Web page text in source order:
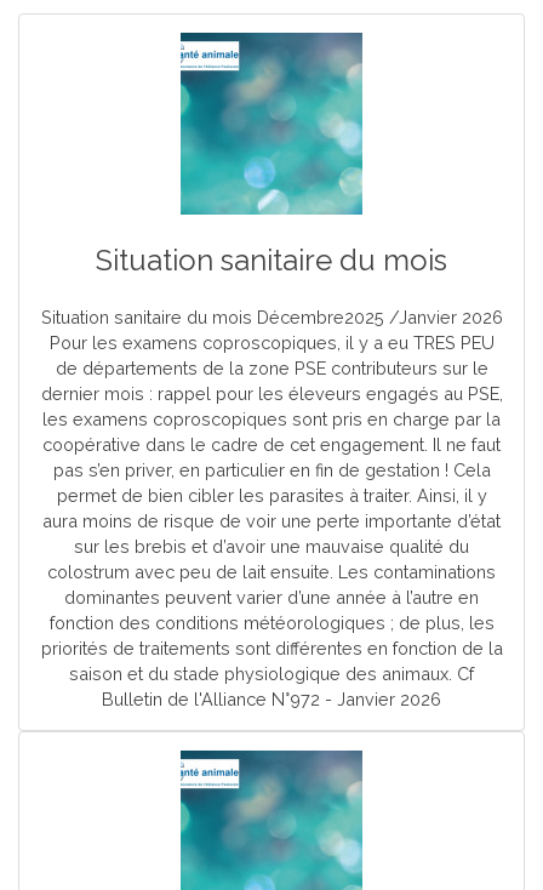
Situation sanitaire du mois
Situation sanitaire du mois Décembre2025 /Janvier 2026
Pour les examens coproscopiques, il y a eu TRES PEU
de départements de la zone PSE contributeurs sur le
dernier mois : rappel pour les éleveurs engagés au PSE,
les examens coproscopiques sont pris en charge par la
coopérative dans le cadre de cet engagement. Il ne faut
pas s’en priver, en particulier en fin de gestation ! Cela
permet de bien cibler les parasites à traiter. Ainsi, il y
aura moins de risque de voir une perte importante d’état
sur les brebis et d’avoir une mauvaise qualité du
colostrum avec peu de lait ensuite. Les contaminations
dominantes peuvent varier d’une année à l’autre en
fonction des conditions météorologiques ; de plus, les
priorités de traitements sont différentes en fonction de la
saison et du stade physiologique des animaux. Cf
Bulletin de l'Alliance N°972 - Janvier 2026